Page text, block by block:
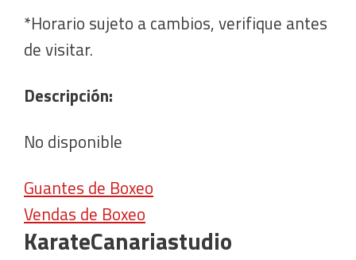
*Horario sujeto a cambios, verifique antes
de visitar.
Descripción:
No disponible
Guantes de Boxeo
Vendas de Boxeo
KarateCanariastudio